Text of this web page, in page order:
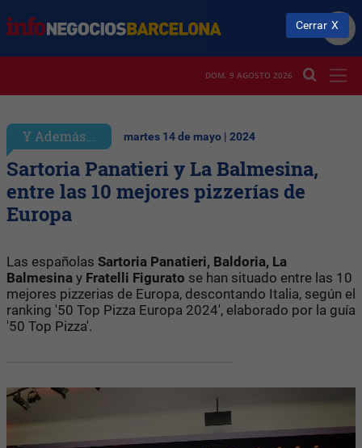
DOM. 9 AGOSTO 2026
Y Además... martes 14 de mayo | 2024
Sartoria Panatieri y La Balmesina,
entre las 10 mejores pizzerías de
Europa
Las españolas Sartoria Panatieri, Baldoria, La
Balmesina y Fratelli Figurato se han situado entre las 10
mejores pizzerias de Europa, descontando Italia, según el
ranking '50 Top Pizza Europa 2024', elaborado por la guía
'50 Top Pizza'.
Cerrar